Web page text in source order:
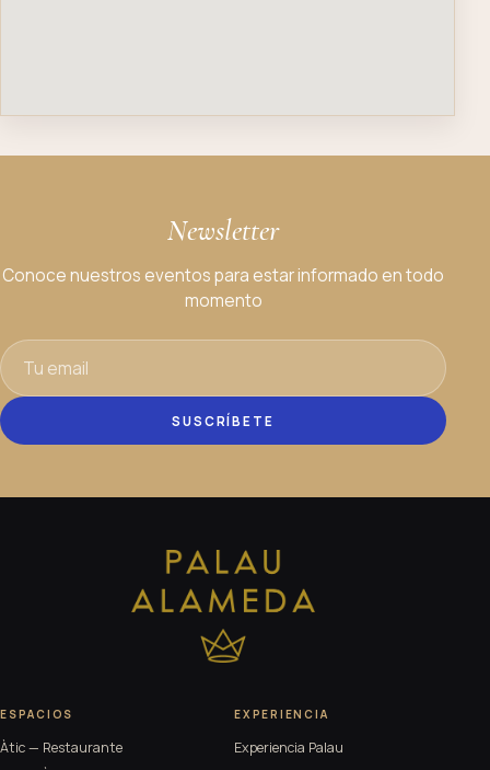
Newsletter
Conoce nuestros eventos para estar informado en todo
momento
SUSCRÍBETE
ESPACIOS
Àtic — Restaurante
EXPERIENCIA
Experiencia Palau